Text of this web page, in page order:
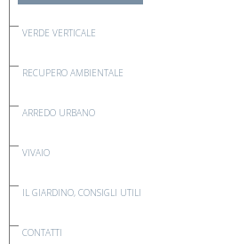
VERDE VERTICALE
RECUPERO AMBIENTALE
ARREDO URBANO
VIVAIO
IL GIARDINO, CONSIGLI UTILI
CONTATTI